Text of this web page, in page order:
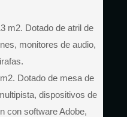
m2. Dotado de atril de
monitores de audio,
Dotado de mesa de
dispositivos de
con software Adobe,